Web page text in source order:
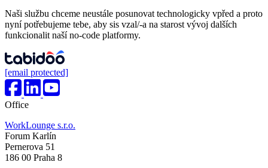
Naši službu chceme neustále posunovat technologicky vpřed a proto
nyní potřebujeme tebe, aby sis vzal/-a na starost vývoj dalších
funkcionalit naší no-code platformy.
[email protected]
Office
WorkLounge s.r.o.
Forum Karlín
Pernerova 51
186 00 Praha 8